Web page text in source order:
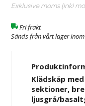
Exklusive moms (Inkl
Fri frakt
Sänds från vårt lager
Klädskåp
sektioner,
ljusgrå/